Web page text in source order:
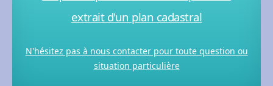
extrait d'un plan cadastral
N'hésitez pas à nous contacter pour toute question ou
situation particulière